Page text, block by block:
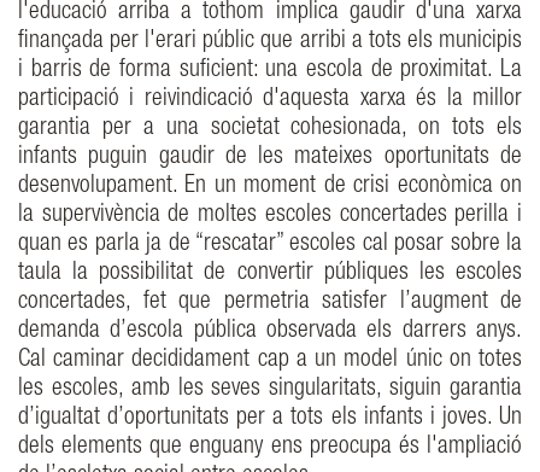
l'educació arriba a tothom implica gaudir d'una xarxa
finançada per l'erari públic que arribi a tots els municipis
i barris de forma suficient: una escola de proximitat. La
participació i reivindicació d'aquesta xarxa és la millor
garantia per a una societat cohesionada, on tots els
infants puguin gaudir de les mateixes oportunitats de
desenvolupament. En un moment de crisi econòmica on
la supervivència de moltes escoles concertades perilla i
quan es parla ja de “rescatar” escoles cal posar sobre la
taula la possibilitat de convertir públiques les escoles
concertades, fet que permetria satisfer l’augment de
demanda d’escola pública observada els darrers anys.
Cal caminar decididament cap a un model únic on totes
les escoles, amb les seves singularitats, siguin garantia
d’igualtat d’oportunitats per a tots els infants i joves. Un
dels elements que enguany ens preocupa és l'ampliació